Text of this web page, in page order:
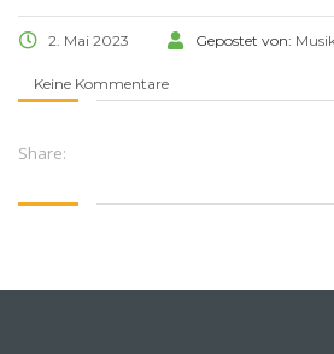
2. Mai 2023 Gepostet von:
Keine Kommentare
Share: